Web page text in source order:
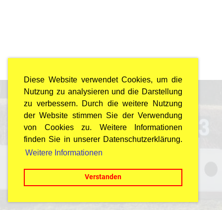
Diese Website verwendet Cookies, um die
Nutzung zu analysieren und die Darstellung
zu verbessern. Durch die weitere Nutzung
der Website stimmen Sie der Verwendung
von Cookies zu. Weitere Informationen
finden Sie in unserer Datenschutzerklärung.
Weitere Informationen
Verstanden
© Arbeiterschützenbund Dübendorf
Last Update: 25.07.2026 / 22:00 Uhr
Impressum